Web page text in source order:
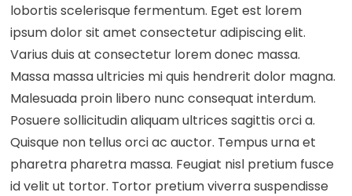
lobortis scelerisque fermentum. Eget est lorem
ipsum dolor sit amet consectetur adipiscing elit.
Varius duis at consectetur lorem donec massa.
Massa massa ultricies mi quis hendrerit dolor magna.
Malesuada proin libero nunc consequat interdum.
Posuere sollicitudin aliquam ultrices sagittis orci a.
Quisque non tellus orci ac auctor. Tempus urna et
pharetra pharetra massa. Feugiat nisl pretium fusce
id velit ut tortor. Tortor pretium viverra suspendisse